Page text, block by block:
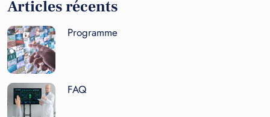
Articles récents
Programme
FAQ